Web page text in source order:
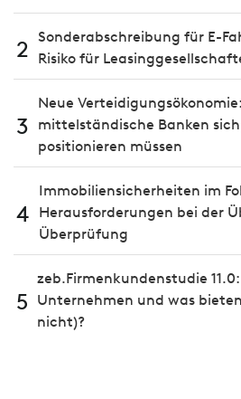
2 Sonderabschreibung für E-
Risiko für
3
Neue
mittelständische Banken
positionieren müssen
4
Immobiliensicherheiten im
Herausforderungen bei der
Überprüfung
5
zeb.Firmenkundenstudie
Unternehmen und was
nicht)?